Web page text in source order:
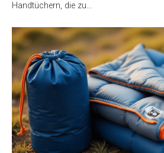
Handtüchern, die zu…